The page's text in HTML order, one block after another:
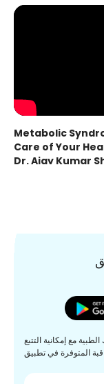
Metabolic
Care of Your
Dr. Ajay Kumar
مع إمكانية التتبع